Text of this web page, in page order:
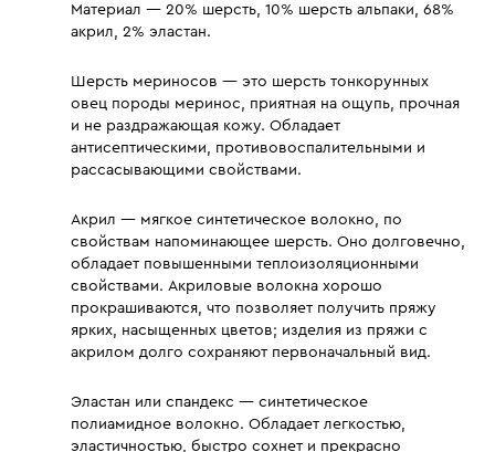
Материал — 20% шерсть, 10% шерсть альпаки, 68%
акрил, 2% эластан.
Шерсть мериносов — это шерсть тонкорунных
овец породы меринос, приятная на ощупь, прочная
и не раздражающая кожу. Обладает
антисептическими, противовоспалительными и
рассасывающими свойствами.
Акрил — мягкое синтетическое волокно, по
свойствам напоминающее шерсть. Оно долговечно,
обладает повышенными теплоизоляционными
свойствами. Акриловые волокна хорошо
прокрашиваются, что позволяет получить пряжу
ярких, насыщенных цветов; изделия из пряжи с
акрилом долго сохраняют первоначальный вид.
Эластан или спандекс — синтетическое
полиамидное волокно. Обладает легкостью,
эластичностью, быстро сохнет и прекрасно